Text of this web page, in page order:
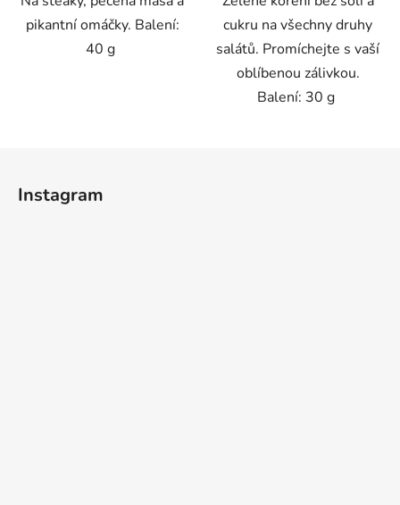
pikantní omáčky. Balení:
40 g
cukru na všechny druhy
salátů. Promíchejte s vaší
oblíbenou zálivkou.
Balení: 30 g
Instagram